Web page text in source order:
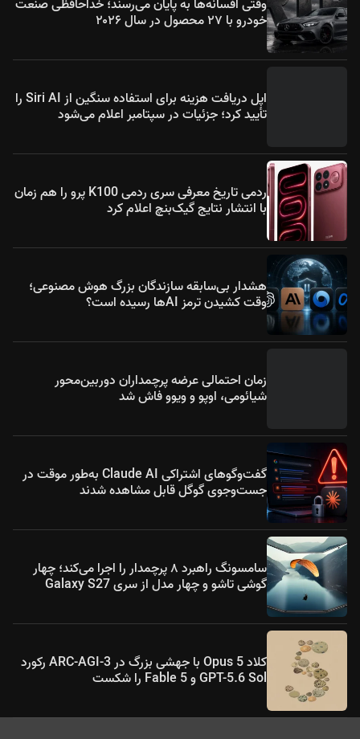
وقتی افسانه‌ها به پایان می‌رسند؛ خداحافظی صنعت
خودرو با ۲۷ محصول در سال ۲۰۲۶
اپل دریافت هزینه برای استفاده سنگین از Siri AI را
تأیید کرد؛ جزئیات در سپتامبر اعلام می‌شود
ردمی تاریخ معرفی سری ردمی K100 پرو را هم زمان
با انتشار نتایج گیک‌بنچ اعلام کرد
هشدار بی‌سابقه سازندگان بزرگ هوش مصنوعی؛
وقت کشیدن ترمز AIها رسیده است؟
زمان احتمالی عرضه پرچمداران دوربین‌محور
شیائومی، اوپو و ویوو فاش شد
گفت‌وگوهای اشتراکی Claude AI به‌طور موقت در
جست‌وجوی گوگل قابل مشاهده شدند
سامسونگ راهبرد ۸ پرچمدار را اجرا می‌کند؛ چهار
گوشی تاشو و چهار مدل از سری Galaxy S27
کلاد Opus 5 با جهشی بزرگ در ARC-AGI-3 رکورد
GPT-5.6 Sol و Fable 5 را شکست